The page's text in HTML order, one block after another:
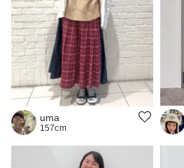
uma
157cm